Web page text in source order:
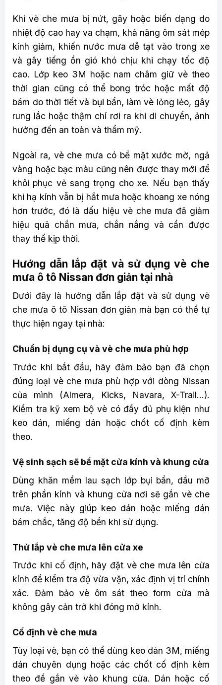
Khi vè che mưa bị nứt, gãy hoặc biến dạng do
nhiệt độ cao hay va chạm, khả năng ôm sát mép
kính giảm, khiến nước mưa dễ tạt vào trong xe
và gây tiếng ồn gió khó chịu khi chạy tốc độ
cao. Lớp keo 3M hoặc nam châm giữ vè theo
thời gian cũng có thể bong tróc hoặc mất độ
bám do thời tiết và bụi bẩn, làm vè lỏng lẻo, gây
rung lắc hoặc thậm chí rơi ra khi di chuyển, ảnh
hưởng đến an toàn và thẩm mỹ.
Ngoài ra, vè che mưa có bề mặt xước mờ, ngả
vàng hoặc bạc màu cũng nên được thay mới để
khôi phục vẻ sang trọng cho xe. Nếu bạn thấy
khi hạ kính vẫn bị hắt mưa hoặc khoang xe nóng
hơn trước, đó là dấu hiệu vè che mưa đã giảm
hiệu quả chắn mưa, chắn nắng và cần được
thay thế kịp thời.
Hướng dẫn lắp đặt và sử dụng vè che
mưa ô tô Nissan đơn giản tại nhà
Dưới đây là hướng dẫn lắp đặt và sử dụng vè
che mưa ô tô Nissan đơn giản mà bạn có thể tự
thực hiện ngay tại nhà:
Chuẩn bị dụng cụ và vè che mưa phù hợp
Trước khi bắt đầu, hãy đảm bảo bạn đã chọn
đúng loại vè che mưa phù hợp với dòng Nissan
của mình (Almera, Kicks, Navara, X-Trail…).
Kiểm tra kỹ xem bộ vè có đầy đủ phụ kiện như
keo dán, miếng dán hoặc chốt cố định kèm
theo.
Vệ sinh sạch sẽ bề mặt cửa kính và khung cửa
Dùng khăn mềm lau sạch lớp bụi bẩn, dầu mỡ
trên phần kính và khung cửa nơi sẽ gắn vè che
mưa. Việc này giúp keo dán hoặc miếng dán
bám chắc, tăng độ bền khi sử dụng.
Thử lắp vè che mưa lên cửa xe
Trước khi cố định, hãy đặt vè che mưa lên cửa
kính để kiểm tra độ vừa vặn, xác định vị trí chính
xác. Đảm bảo vè ôm sát theo form cửa mà
không gây cản trở khi đóng mở kính.
Cố định vè che mưa
Tùy loại vè, bạn có thể dùng keo dán 3M, miếng
dán chuyên dụng hoặc các chốt cố định kèm
theo để gắn vè vào khung cửa. Dán hoặc cố